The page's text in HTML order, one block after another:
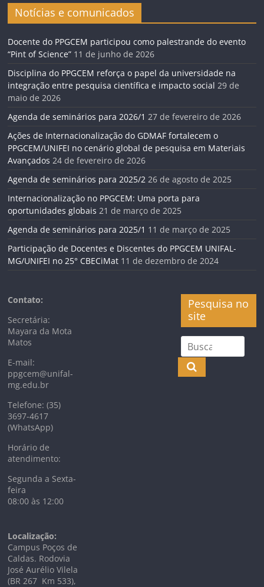
Notícias e comunicados
Docente do PPGCEM participou como palestrande do evento
“Pint of Science” 11 de junho de 2026
Disciplina do PPGCEM reforça o papel da universidade na
integração entre pesquisa científica e impacto social 29 de
maio de 2026
Agenda de seminários para 2026/1 27 de fevereiro de 2026
Ações de Internacionalização do GDMAF fortalecem o
PPGCEM/UNIFEI no cenário global de pesquisa em Materiais
Avançados 24 de fevereiro de 2026
Agenda de seminários para 2025/2 26 de agosto de 2025
Internacionalização no PPGCEM: Uma porta para
oportunidades globais 21 de março de 2025
Agenda de seminários para 2025/1 11 de março de 2025
Participação de Docentes e Discentes do PPGCEM UNIFAL-
MG/UNIFEI no 25° CBECiMat 11 de dezembro de 2024
Contato:
Secretária:
Mayara da Mota
Matos
E-mail:
ppgcem@unifal-
mg.edu.br
Telefone: (35)
3697-4617
(WhatsApp)
Horário de
atendimento:
Segunda a Sexta-
feira
08:00 às 12:00
Localização:
Campus Poços de
Caldas. Rodovia
José Aurélio Vilela
(BR 267 Km 533),
Pesquisa no
site